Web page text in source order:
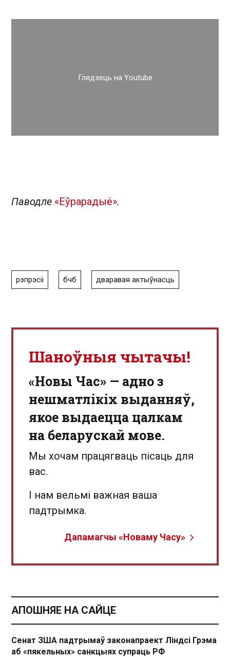
Глядзець на Youtube
Паводле «Еўрарадыё».
рэпрэсіі бчб дваравая актыўнасць
Шаноўныя чытачы!
«Новы Час» — адно з
нешматлікіх выданняў,
якое выдаецца цалкам
на беларускай мове.
Мы хочам працягваць пісаць для
вас.
І нам вельмі важная ваша
падтрымка.
Дапамагчы «Новаму Часу»
АПОШНЯЕ НА САЙЦЕ
Сенат ЗША падтрымаў законапраект Ліндсі Грэма
аб «пякельных» санкцыях супраць РФ